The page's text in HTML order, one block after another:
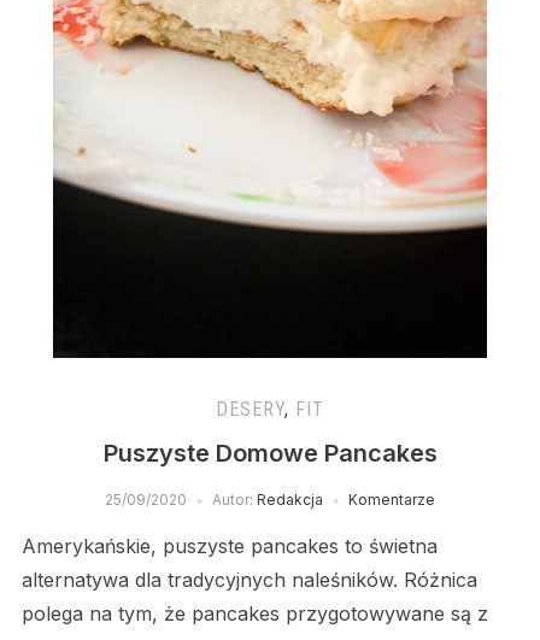
DESERY, FIT
Puszyste Domowe Pancakes
25/09/2020 Autor: Redakcja Komentarze
Amerykańskie, puszyste pancakes to świetna
alternatywa dla tradycyjnych naleśników. Różnica
polega na tym, że pancakes przygotowywane są z